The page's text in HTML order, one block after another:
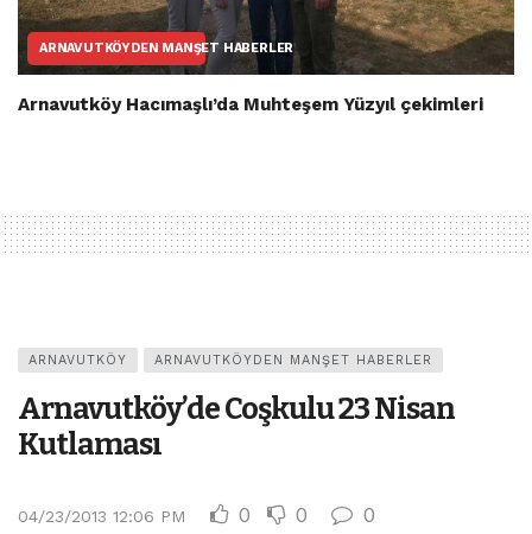
ARNAVUTKÖYDEN MANŞET HABERLER
Arnavutköy Hacımaşlı’da Muhteşem Yüzyıl çekimleri
ARNAVUTKÖY ARNAVUTKÖYDEN MANŞET HABERLER
Arnavutköy’de Coşkulu 23 Nisan
Kutlaması
04/23/2013 12:06 PM 0 0 0